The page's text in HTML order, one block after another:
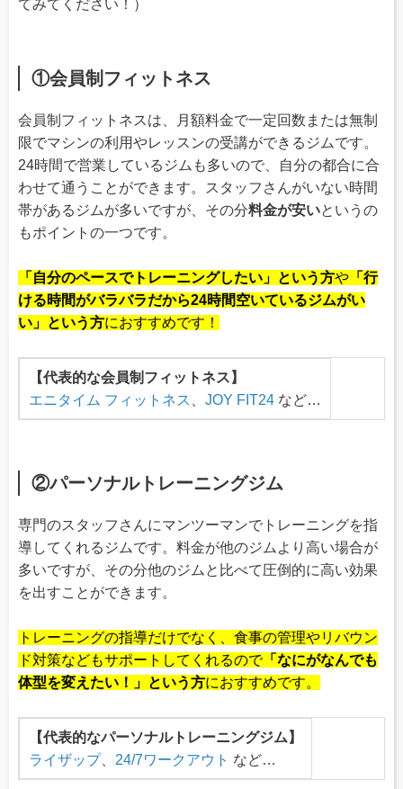
てみてください！）
①会員制フィットネス
会員制フィットネスは、月額料金で一定回数または無制
限でマシンの利用やレッスンの受講ができるジムです。
24時間で営業しているジムも多いので、自分の都合に合
わせて通うことができます。スタッフさんがいない時間
帯があるジムが多いですが、その分料金が安いというの
もポイントの一つです。
「自分のペースでトレーニングしたい」という方や 「行
ける時間がバラバラだから24時間空いているジムがい
い」という方におすすめです！
【代表的な会員制フィットネス】
エニタイム フィットネス
JOY FIT24 など…
②パーソナルトレーニングジム
専門のスタッフさんにマンツーマンでトレーニングを指
導してくれるジムです。料金が他のジムより高い場合が
多いですが、その分他のジムと比べて圧倒的に高い効果
を出すことができます。
トレーニングの指導だけでなく、食事の管理やリバウン
ド対策などもサポートしてくれるので「なにがなんでも
体型を変えたい！」という方におすすめです。
【代表的なパーソナルトレーニングジム】
ライザップ、 24/7ワークアウト など…